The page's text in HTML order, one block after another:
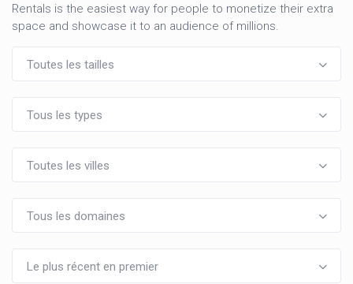
Rentals is the easiest way for people to monetize their extra
space and showcase it to an audience of millions.
Toutes les tailles
Tous les types
Toutes les villes
Tous les domaines
Le plus récent en premier